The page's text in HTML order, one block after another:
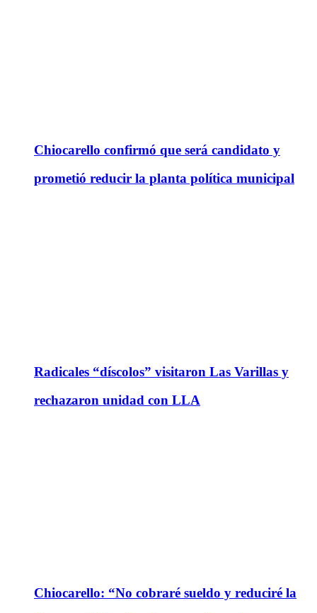
Chiocarello confirmó que será candidato y
prometió reducir la planta política municipal
Radicales “díscolos” visitaron Las Varillas y
rechazaron unidad con LLA
Chiocarello: “No cobraré sueldo y reduciré la